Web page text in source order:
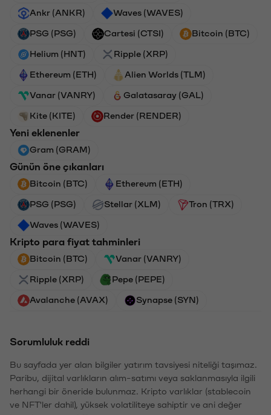
Ankr (ANKR) Waves (WAVES)
PSG (PSG) Cartesi (CTSI) Bitcoin (BTC)
Helium (HNT) Ripple (XRP)
Ethereum (ETH) Alien Worlds (TLM)
Vanar (VANRY) Galatasaray (GAL)
Kite (KITE) Render (RENDER)
Yeni eklenenler
Gram (GRAM)
Günün öne çıkanları
Bitcoin (BTC) Ethereum (ETH)
PSG (PSG) Stellar (XLM) Tron (TRX)
Waves (WAVES)
Kripto para fiyat tahminleri
Bitcoin (BTC) Vanar (VANRY)
Ripple (XRP) Pepe (PEPE)
Avalanche (AVAX) Synapse (SYN)
Sorumluluk reddi
Bu sayfada yer alan bilgiler yatırım tavsiyesi niteliği taşımaz.
Paribu, dijital varlıkların alım-satımı veya saklanmasıyla ilgili
herhangi bir öneride bulunmaz. Kripto varlıklar (stablecoin
ve NFT'ler dahil), yüksek volatiliteye sahiptir ve ani değer